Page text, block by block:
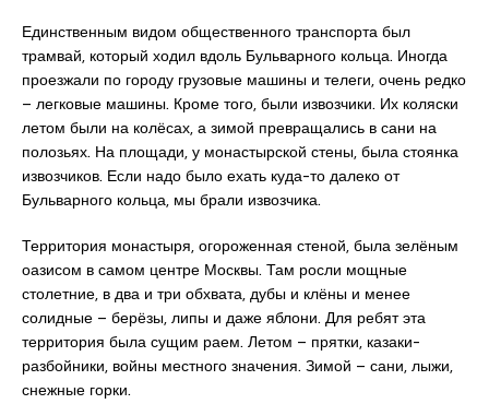
Единственным видом общественного транспорта был
трамвай, который ходил вдоль Бульварного кольца. Иногда
проезжали по городу грузовые машины и телеги, очень редко
– легковые машины. Кроме того, были извозчики. Их коляски
летом были на колёсах, а зимой превращались в сани на
полозьях. На площади, у монастырской стены, была стоянка
извозчиков. Если надо было ехать куда-то далеко от
Бульварного кольца, мы брали извозчика.
Территория монастыря, огороженная стеной, была зелёным
оазисом в самом центре Москвы. Там росли мощные
столетние, в два и три обхвата, дубы и клёны и менее
солидные – берёзы, липы и даже яблони. Для ребят эта
территория была сущим раем. Летом – прятки, казаки-
разбойники, войны местного значения. Зимой – сани, лыжи,
снежные горки.